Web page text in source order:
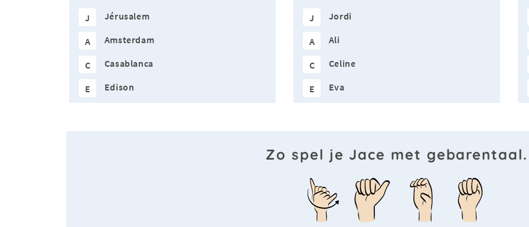
J Jérusalem
A Amsterdam
C Casablanca
E Edison
J Jordi
A Ali
C Celine
E Eva
Zo spel je Jace met gebarentaal.